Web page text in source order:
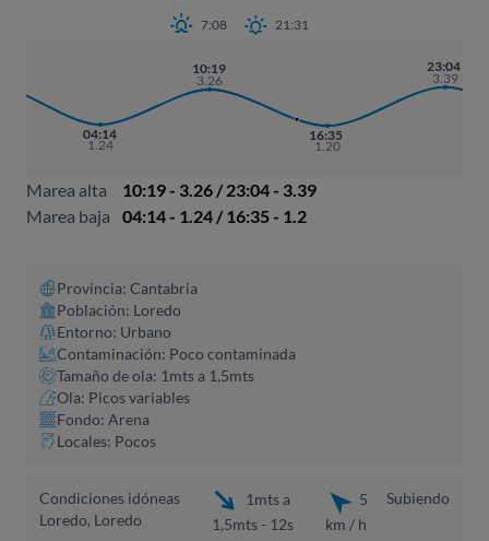
7:08 21:31
04:14
1.24
10:19
3.26
16:35
1.20
23:04
3.39
Marea alta
10:19 - 3.26 / 23:04 - 3.39
Marea baja
04:14 - 1.24 / 16:35 - 1.2
Provincia: Cantabria
Población: Loredo
Entorno: Urbano
Contaminación: Poco contaminada
Tamaño de ola: 1mts a 1,5mts
Ola: Picos variables
Fondo: Arena
Locales: Pocos
Condiciones idóneas
Loredo, Loredo
1mts a
1,5mts - 12s
5
km / h
Subiendo